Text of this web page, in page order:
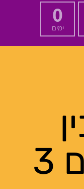
0
ימים